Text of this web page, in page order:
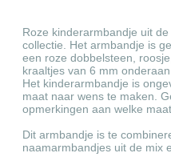
Roze kinderarmbandje uit
collectie. Het armbandje is
een roze dobbelsteen,
kraaltjes van 6 mm onderaan.
Het kinderarmbandje is
maat naar wens te maken.
opmerkingen aan welke
Dit armbandje is te
naamarmbandjes uit de mix